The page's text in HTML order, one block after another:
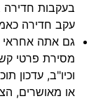
בעקבות חדירה
עקב חדירה
גם אתה אחראי
מסירת פרטי
וכיו"ב, עדכון
או מאושרים,